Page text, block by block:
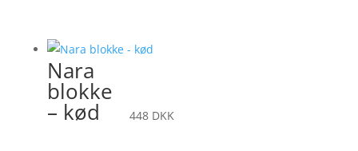
Nara
blokke
– kød 448 DKK